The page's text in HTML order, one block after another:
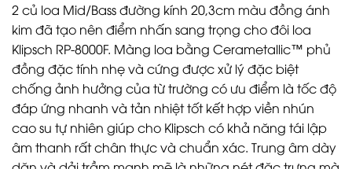
2 củ loa Mid/Bass đường kính 20,3cm màu đồng ánh
kim đã tạo nên điểm nhấn sang trọng cho đôi loa
Klipsch RP-8000F. Màng loa bằng Cerametallic™ phủ
đồng đặc tính nhẹ và cứng được xử lý đặc biệt
chống ảnh hưởng của từ trường có ưu điểm là tốc độ
đáp ứng nhanh và tản nhiệt tốt kết hợp viền nhún
cao su tự nhiên giúp cho Klipsch có khả năng tái lập
âm thanh rất chân thực và chuẩn xác. Trung âm dày